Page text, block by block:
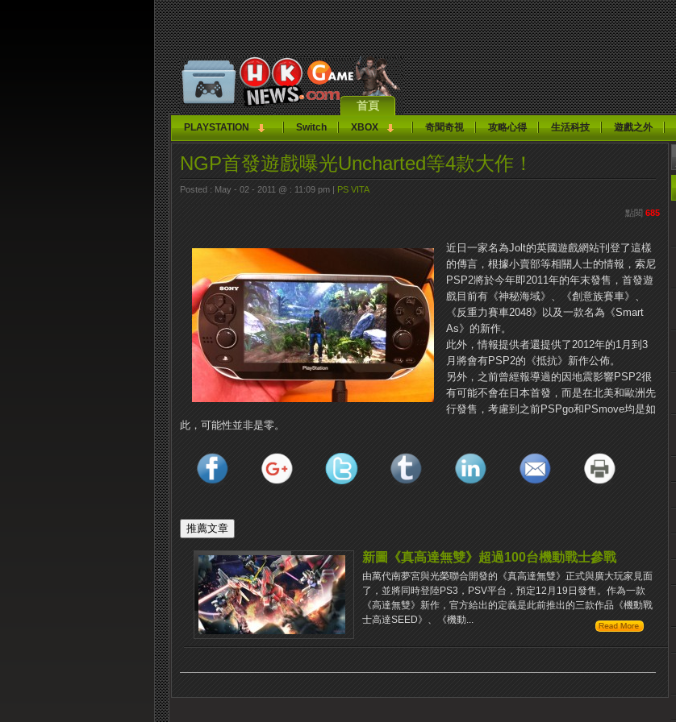
首頁
PLAYSTATION Switch XBOX 奇聞奇視 攻略心得 生活科技 遊戲之外
NGP首發遊戲曝光Uncharted等4款大作！
Posted : May - 02 - 2011 @ : 11:09 pm | PS VITA
點閱 685
近日一家名為Jolt的英國遊戲網站刊登了這樣
的傳言，根據小賣部等相關人士的情報，索尼
PSP2將於今年即2011年的年末發售，首發遊
戲目前有《神秘海域》、《創意族賽車》、
《反重力賽車2048》以及一款名為《Smart
As》的新作。
此外，情報提供者還提供了2012年的1月到3
月將會有PSP2的《抵抗》新作公佈。
另外，之前曾經報導過的因地震影響PSP2很
有可能不會在日本首發，而是在北美和歐洲先
行發售，考慮到之前PSPgo和PSmove均是如
此，可能性並非是零。
新圖《真高達無雙》超過100台機動戰士參戰
由萬代南夢宮與光榮聯合開發的《真高達無雙》正式與廣大玩家見面
了，並將同時登陸PS3，PSV平台，預定12月19日發售。作為一款
《高達無雙》新作，官方給出的定義是此前推出的三款作品《機動戰
士高達SEED》、《機動...